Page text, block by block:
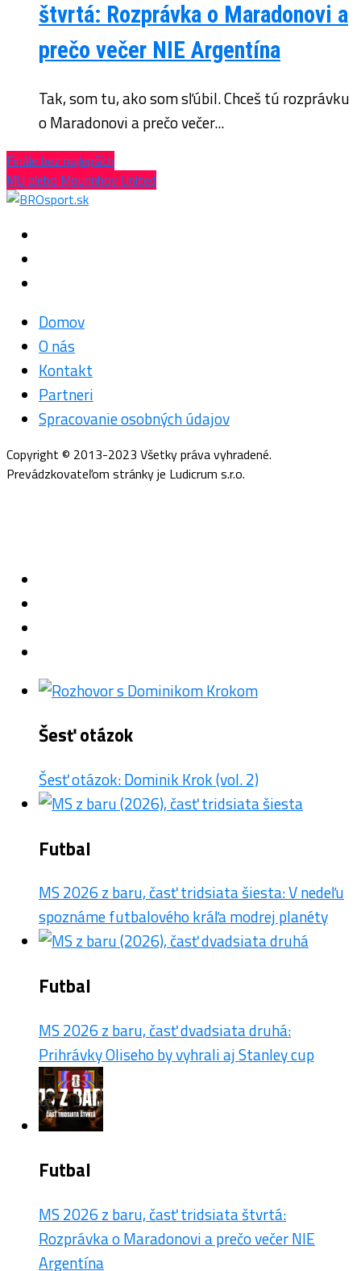
štvrtá: Rozprávka o Maradonovi a
prečo večer NIE Argentína
Tak, som tu, ako som sľúbil. Chceš tú rozprávku
o Maradonovi a prečo večer...
Finále bez najlepších
MU alebo Mourinhov United
Domov
O nás
Kontakt
Partneri
Spracovanie osobných údajov
Copyright © 2013-2023 Všetky práva vyhradené.
Prevádzkovateľom stránky je Ludicrum s.r.o.
Šesť otázok
Šesť otázok: Dominik Krok (vol. 2)
Futbal
MS 2026 z baru, časť tridsiata šiesta: V nedeľu
spoznáme futbalového kráľa modrej planéty
Futbal
MS 2026 z baru, časť dvadsiata druhá:
Prihrávky Oliseho by vyhrali aj Stanley cup
Futbal
MS 2026 z baru, časť tridsiata štvrtá:
Rozprávka o Maradonovi a prečo večer NIE
Argentína